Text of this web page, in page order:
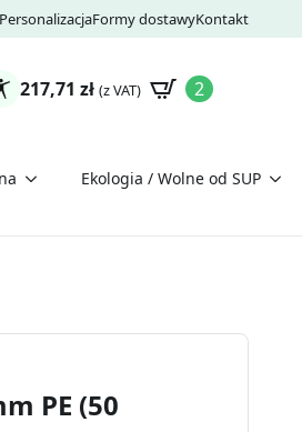
PersonalizacjaFormy dostawyKontakt
217,71 zł (z VAT) 2
Ekologia / Wolne od SUP
PE (50